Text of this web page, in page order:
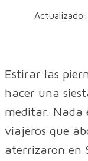
Estirar las
hacer una
meditar. Nada
viajeros que
aterrizaron en